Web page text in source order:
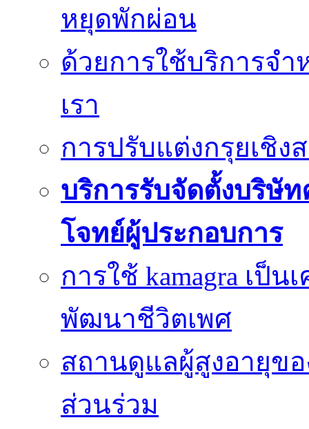
หยุดพักผ่อน
ด้วยการใช้บริการจ
เรา
การปรับแต่งกรุยเชิง
บริการรับจัดตั้งบริษั
โจทย์ผู้ประกอบการ
การใช้ kamagra เป็
พัฒนาชีวิตเพศ
สถานดูแลผู้สูงอายุขอ
ส่วนร่วม